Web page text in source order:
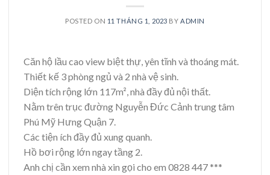
POSTED ON 11 THÁNG 1, 2023 BY ADMIN
Căn hộ lầu cao view biệt thự, yên tĩnh và thoáng mát.
Thiết kế 3 phòng ngủ và 2 nhà vệ sinh.
Diện tích rộng lớn 117m², nhà đầy đủ nội thất.
Nằm trên trục đường Nguyễn Đức Cảnh trung tâm
Phú Mỹ Hưng Quận 7.
Các tiện ích đầy đủ xung quanh.
Hồ bơi rộng lớn ngay tầng 2.
Anh chị cần xem nhà xin gọi cho em 0828 447 ***